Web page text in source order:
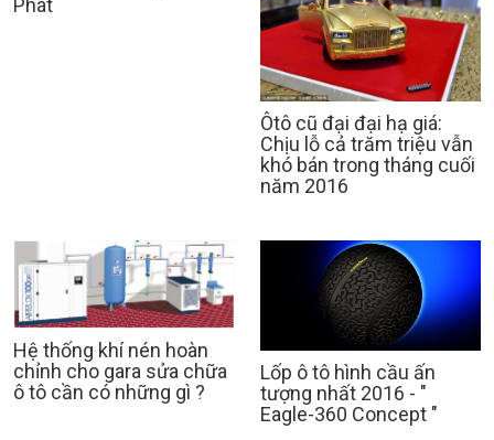
Phát
Ôtô cũ đại đại hạ giá:
Chịu lỗ cả trăm triệu vẫn
khó bán trong tháng cuối
năm 2016
Hệ thống khí nén hoàn
chỉnh cho gara sửa chữa
ô tô cần có những gì ?
Lốp ô tô hình cầu ấn
tượng nhất 2016 - "
Eagle-360 Concept "